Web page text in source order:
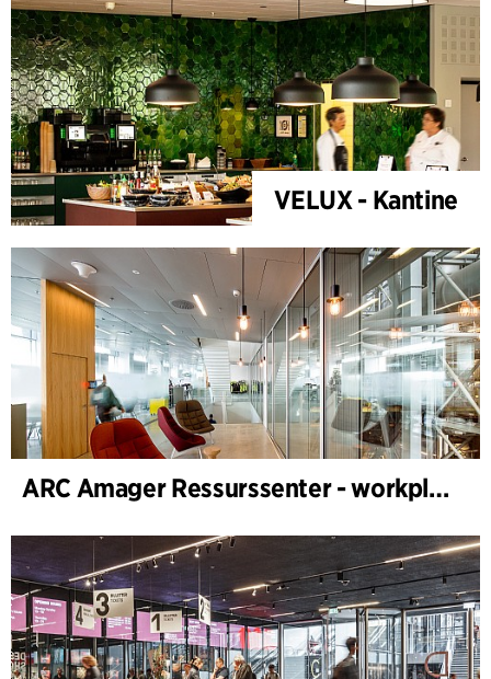
VELUX - Kantine
ARC Amager Ressurssenter - workplace design